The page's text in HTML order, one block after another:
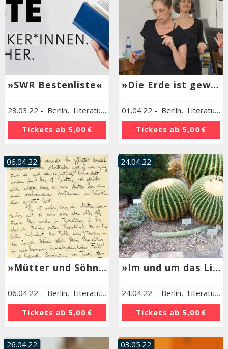
»SWR Bestenliste«
28.03.22 - Berlin, Literaturhaus Berlin
Tickets ab 5,00 €
»Die Erde ist gewaltig schön«
01.04.22 - Berlin, Literaturhaus Berlin
Tickets ab 5,00 €
06.04.22
»Mütter und Söhne« und ein »Brief an den Vater«
06.04.22 - Berlin, Literaturhaus Berlin
Tickets ab 5,00 €
24.04.22
»Im und um das Literaturhaus Berlin«
24.04.22 - Berlin, Literaturhaus Berlin
Tickets ab 5,00 €
26.04.22 03.05.22